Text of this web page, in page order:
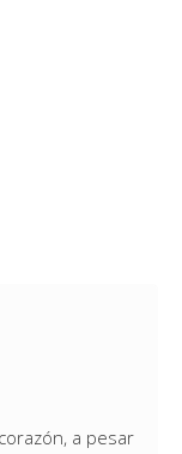
a pesar